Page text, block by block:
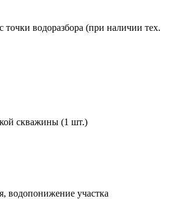
точки водоразбора (при наличии тех.
скважины (1 шт.)
водопонижение участка